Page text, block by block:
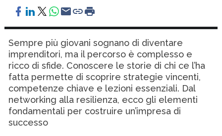
Sempre più giovani sognano di diventare
imprenditori, ma il percorso è complesso e
ricco di sfide. Conoscere le storie di chi ce l’ha
fatta permette di scoprire strategie vincenti,
competenze chiave e lezioni essenziali. Dal
networking alla resilienza, ecco gli elementi
fondamentali per costruire un’impresa di
successo